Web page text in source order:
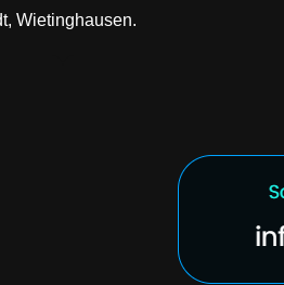
Wietinghausen.